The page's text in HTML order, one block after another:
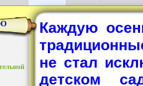
Каждую
не стал
детском